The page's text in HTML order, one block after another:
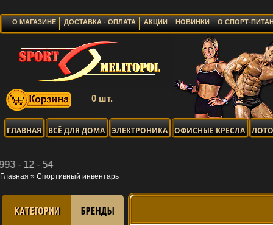
О МАГАЗИНЕ ДОСТАВКА - ОПЛАТА АКЦИИ НОВИНКИ О СПОРТ-
0 шт.
ГЛАВНАЯ ВСЁ ДЛЯ ДОМА ЭЛЕКТРОНИКА ОФИСНЫЕ КРЕСЛА
Главная » Спортивный инвентарь
КАТЕГОРИИ БРЕНДЫ